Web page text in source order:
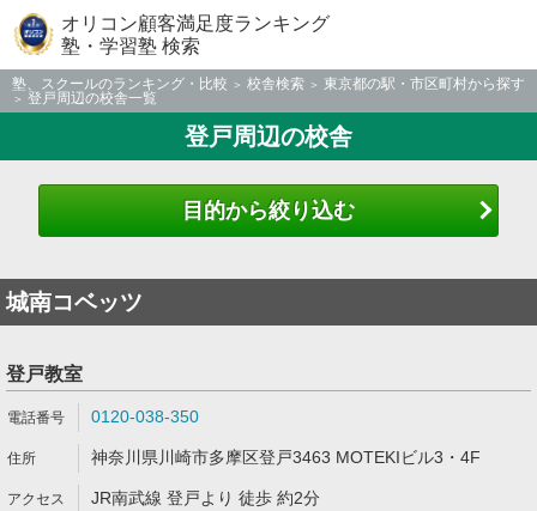
オリコン顧客満足度ランキング
塾・学習塾 検索
塾、スクールのランキング・比較 校舎検索
東京都の駅・市区町村から探す
登戸周辺の校舎一覧
登戸周辺の校舎
目的から絞り込む
城南コベッツ
登戸教室
0120-038-350
神奈川県川崎市多摩区登戸3463 MOTEKIビル3・4F
JR南武線 登戸より 徒歩 約2分